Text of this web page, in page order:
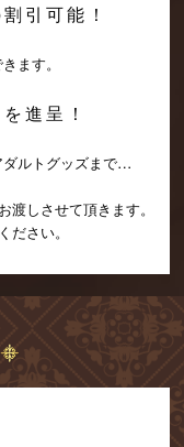
引可能！
ます。
進呈！
ダルトグッズまで…
しさせて頂きます。
さい。